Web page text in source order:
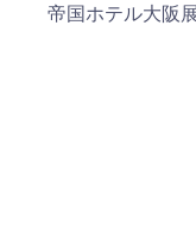
帝国ホテル大阪